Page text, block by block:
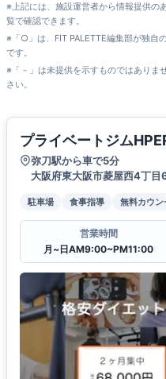
※上記には、施設運営者から情報提供の
覧で確認できます。
※「○」は、FIT PALETTE編集部が独自
です。
※「－」は未提供を示すものではありま
さい。
プライベートジム
弥刀駅から車で5分
大阪府東大阪市菱屋西4丁
駐車場 食事指導 無料カウン
営業時間
月~日AM9:00~PM11:00